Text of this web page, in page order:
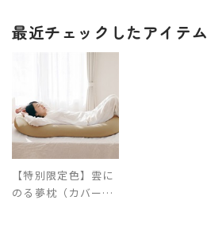
最近チェックしたアイテム
【特別限定色】雲に
のる夢枕（カバー付